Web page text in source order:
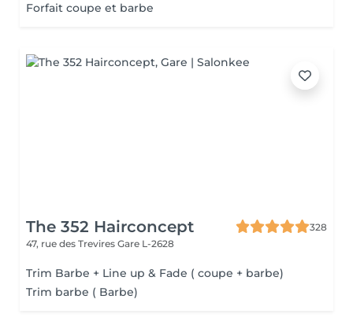
Forfait coupe et barbe
The 352 Hairconcept
328
47, rue des Trevires Gare L-2628
Trim Barbe + Line up & Fade ( coupe + barbe)
Trim barbe ( Barbe)